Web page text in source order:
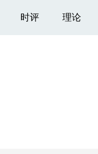
时评 理论